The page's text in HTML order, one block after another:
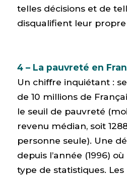
telles décisions et de
disqualifient leur
4 – La pauvreté en
Un chiffre inquiétant :
de 10 millions de
le seuil de pauvreté
revenu médian, soit
personne seule). Une
depuis l’année (1996)
type de statistiques.